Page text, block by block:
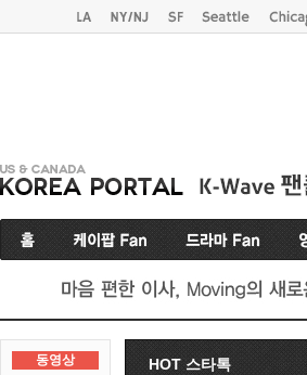
동영상
HOT 스타톡